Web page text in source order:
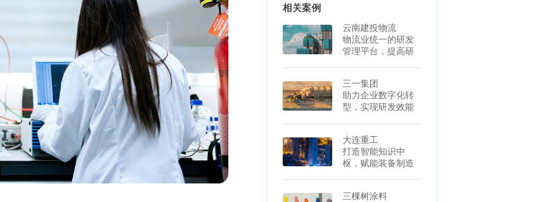
相关案例
云南建投物流
物流业统一的研发
管理平台，提高研
三一集团
助力企业数字化转
型，实现研发效能
大连重工
打造智能知识中
枢，赋能装备制造
三棵树涂料